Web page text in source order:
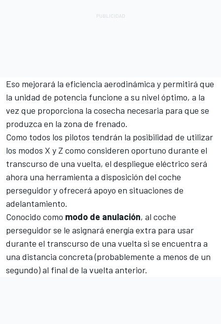
Eso mejorará la eficiencia aerodinámica y permitirá que
la unidad de potencia funcione a su nivel óptimo, a la
vez que proporciona la cosecha necesaria para que se
produzca en la zona de frenado.
Como todos los pilotos tendrán la posibilidad de utilizar
los modos X y Z como consideren oportuno durante el
transcurso de una vuelta, el despliegue eléctrico será
ahora una herramienta a disposición del coche
perseguidor y ofrecerá apoyo en situaciones de
adelantamiento.
Conocido como modo de anulación, al coche
perseguidor se le asignará energía extra para usar
durante el transcurso de una vuelta si se encuentra a
una distancia concreta (probablemente a menos de un
segundo) al final de la vuelta anterior.